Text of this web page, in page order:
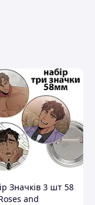
Значків 3 шт 58
and